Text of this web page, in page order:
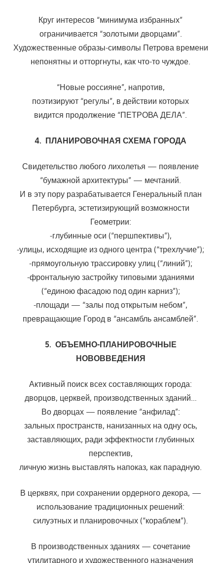
Круг интересов “минимума избранных”
ограничивается “золотыми дворцами”.
Художественные образы-символы Петрова времени
непонятны и отторгнуты, как что-то чуждое.
“Новые россияне”, напротив,
поэтизируют “регулы”, в действии которых
видится продолжение “ПЕТРОВА ДЕЛА”.
4. ПЛАНИРОВОЧНАЯ СХЕМА ГОРОДА
Свидетельство любого лихолетья — появление
“бумажной архитектуры” — мечтаний.
И в эту пору разрабатывается Генеральный план
Петербурга, эстетизирующий возможности
Геометрии:
-глубинные оси (“першпективы”),
-улицы, исходящие из одного центра (“трехлучие”);
-прямоугольную трассировку улиц (“линий”);
-фронтальную застройку типовыми зданиями
(“единою фасадою под один карниз”);
-площади — “залы под открытым небом”,
превращающие Город в “ансамбль ансамблей”.
5. ОБЪЕМНО-ПЛАНИРОВОЧНЫЕ
НОВОВВЕДЕНИЯ
Активный поиск всех составляющих города:
дворцов, церквей, производственных зданий…
Во дворцах — появление “анфилад”:
зальных пространств, нанизанных на одну ось,
заставляющих, ради эффектности глубинных
перспектив,
личную жизнь выставлять напоказ, как парадную.
В церквях, при сохранении ордерного декора, —
использование традиционных решений:
силуэтных и планировочных (“кораблем”).
В производственных зданиях — сочетание
утилитарного и художественного назначения